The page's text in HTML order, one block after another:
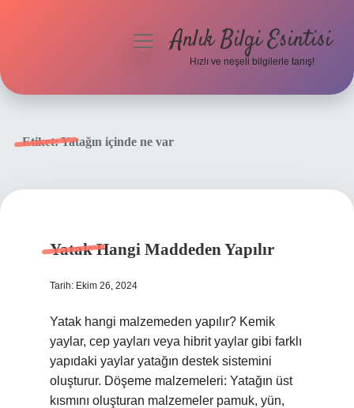
menüyüAnlık Bilgi Esintisi
Hızlı ve neşeli bilgilerle tanış!
Etiket:Yatağın içinde ne var
Yatak Hangi Maddeden Yapılır
Tarih: Ekim 26, 2024
Yatak hangi malzemeden yapılır? Kemik
yaylar, cep yayları veya hibrit yaylar gibi farklı
yapıdaki yaylar yatağın destek sistemini
oluşturur. Döşeme malzemeleri: Yatağın üst
kısmını oluşturan malzemeler pamuk, yün,